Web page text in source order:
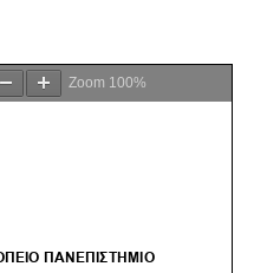
Zoom 100%